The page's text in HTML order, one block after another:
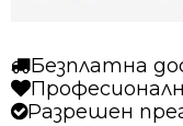
Безплатна
Разрешен